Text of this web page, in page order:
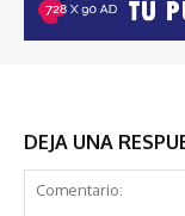
DEJA UNA